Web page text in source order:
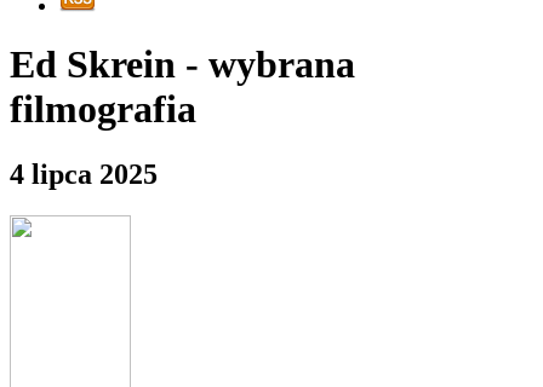
Ed Skrein - wybrana
filmografia
4 lipca 2025